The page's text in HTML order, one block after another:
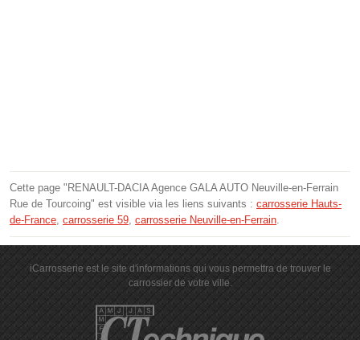
Cette page "RENAULT-DACIA Agence GALA AUTO Neuville-en-Ferrain
Rue de Tourcoing" est visible via les liens suivants : carrosserie Hauts-
de-France carrosserie 59 carrosserie Neuville-en-Ferrain
iCarrosserie est le site d'informations qui vous permettra de trouver le
carrossier de votre ville.